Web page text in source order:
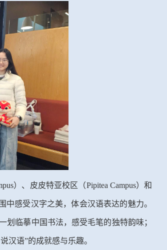
）、皮皮特亚校区（Pipitea Campus）和
感受汉字之美，体会汉语表达的魅力。
临摹中国书法，感受毛笔的独特韵味；
汉语”的成就感与乐趣。